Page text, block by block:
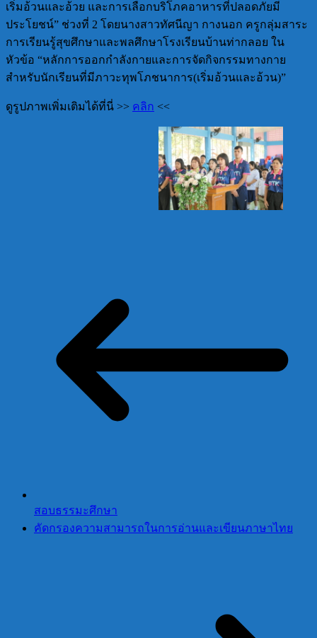
เริ่มอ้วนและอ้วย และการเลือกบริโภคอาหารที่ปลอดภัยมี
ประโยชน์” ช่วงที่ 2 โดยนางสาวทัศนีญา กางนอก ครูกลุ่มสาระ
การเรียนรู้สุขศึกษาและพลศึกษาโรงเรียนบ้านท่ากลอย ใน
หัวข้อ “หลักการออกกำลังกายและการจัดกิจกรรมทางกาย
สำหรับนักเรียนที่มีภาวะทุพโภชนาการ(เริ่มอ้วนและอ้วน)”
ดูรูปภาพเพิ่มเติมได้ที่นี่ >> คลิก <<
สอบธรรมะศึกษา
คัดกรองความสามารถในการอ่านและเขียนภาษาไทย